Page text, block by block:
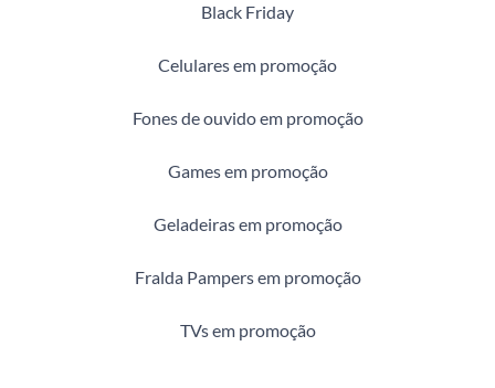
Black Friday
Celulares em promoção
Fones de ouvido em promoção
Games em promoção
Geladeiras em promoção
Fralda Pampers em promoção
TVs em promoção